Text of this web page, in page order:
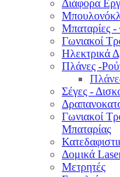
Διάφορα
Μπαταρίες -
Γωνιακοί
Ηλεκτρικά
Πλάνες -
Σέγες -
Γωνιακοί
Μπαταρίας
Δομικά
Μετρητές